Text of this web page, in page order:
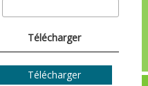
Télécharger
Télécharger